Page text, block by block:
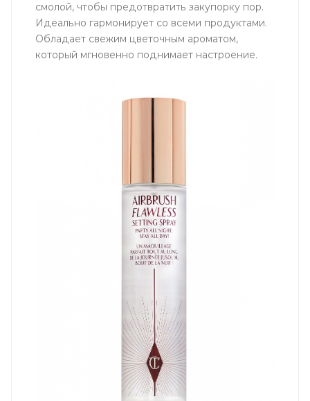
смолой, чтобы предотвратить закупорку пор.
Идеально гармонирует со всеми продуктами.
Обладает свежим цветочным ароматом,
который мгновенно поднимает настроение.